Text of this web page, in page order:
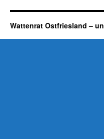
Wattenrat Ostfriesland –